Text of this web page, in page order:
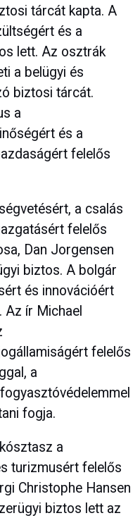
tárcát kapta. A
és a
lett. Az osztrák
a belügyi és
biztosi tárcát.
a
és a
felelős
a csalás
felelős
Dan Jorgensen
biztos. A bolgár
és innovációért
ír Michael
felelős
a
fogja.
a
turizmusért felelős
Christophe Hansen
biztos lett az